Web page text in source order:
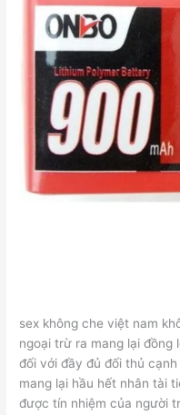
sex không che việt nam
ngoại trừ ra mang lại
đối với đầy đủ đối thủ
mang lại hầu hết nhân tài
được tín nhiệm của người